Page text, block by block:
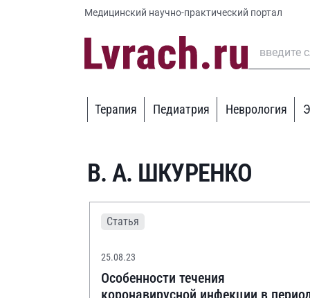
Медицинский научно-практический портал
Терапия Педиатрия Неврология
В. А. ШКУРЕНКО
Статья
25.08.23
Особенности течения
коронавирусной инфекции в